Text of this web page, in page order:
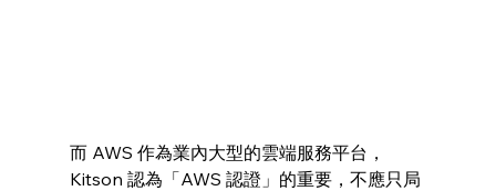
而 AWS 作為業內大型的雲端服務平台，
Kitson 認為「AWS 認證」的重要，不應只局